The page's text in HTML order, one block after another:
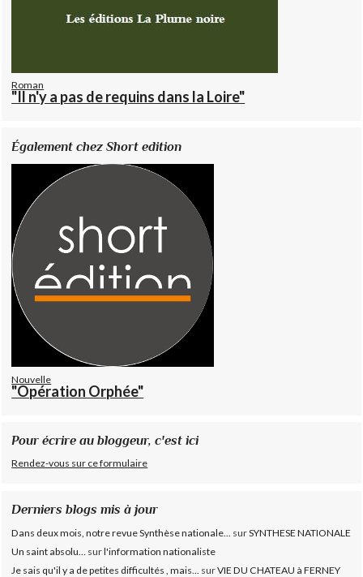
Roman
"Il n'y a pas de requins dans la Loire"
Également chez Short edition
Nouvelle
"Opération Orphée"
Pour écrire au bloggeur, c'est ici
Rendez-vous sur ce formulaire
Derniers blogs mis à jour
Dans deux mois, notre revue Synthèse nationale... surSYNTHESE NATIONALE
Un saint absolu…
surl'information nationaliste
Je sais qu'il y a de petites difficultés , mais...
surVIE DU CHATEAU à FERNEY